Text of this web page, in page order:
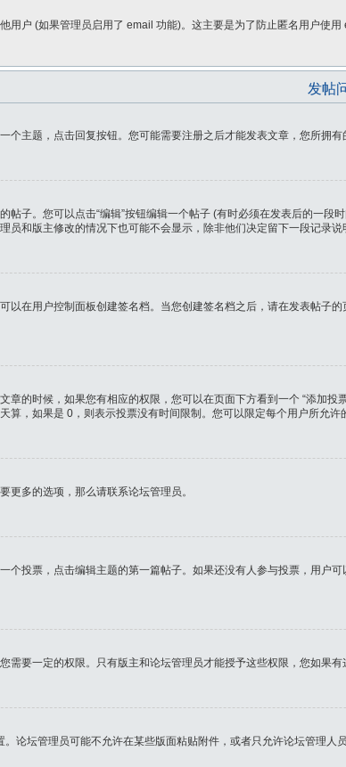
用户 (如果管理员启用了 email 功能)。这主要是为了防止匿名用户使用
发帖
个主题，点击回复按钮。您可能需要注册之后才能发表文章，您所拥
帖子。您可以点击“编辑”按钮编辑一个帖子 (有时必须在发表后的一
员和版主修改的情况下也可能不会显示，除非他们决定留下一段记录
以在用户控制面板创建签名档。当您创建签名档之后，请在发表帖子的
章的时候，如果您有相应的权限，您可以在页面下方看到一个 “添加
算，如果是 0，则表示投票没有时间限制。您可以限定每个用户所允许
更多的选项，那么请联系论坛管理员。
个投票，点击编辑主题的第一篇帖子。如果还没有人参与投票，用
需要一定的权限。只有版主和论坛管理员才能授予这些权限，您如果有
论坛管理员可能不允许在某些版面粘贴附件，或者只允许论坛管理